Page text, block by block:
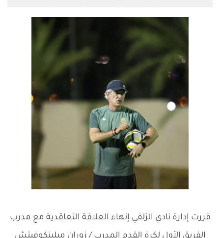
قررت إدارة نادي الزلفي إنهاء العلاقة التعاقدية مع مدرب